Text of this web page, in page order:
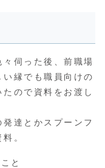
伺った後、前職場
縁でも職員向けの
ので資料をお渡し
達とかスプーンフ
。
と